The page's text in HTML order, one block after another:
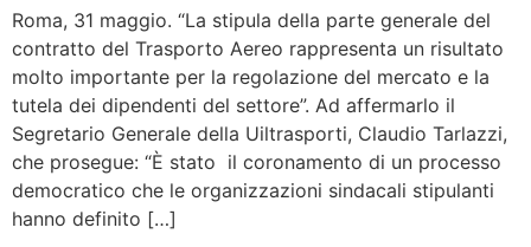
Roma, 31 maggio. “La stipula della parte generale del
contratto del Trasporto Aereo rappresenta un risultato
molto importante per la regolazione del mercato e la
tutela dei dipendenti del settore”. Ad affermarlo il
Segretario Generale della Uiltrasporti, Claudio Tarlazzi,
che prosegue: “È stato il coronamento di un processo
democratico che le organizzazioni sindacali stipulanti
hanno definito […]